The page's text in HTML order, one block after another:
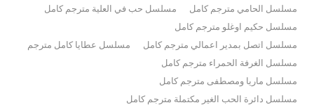
مسلسل الحامي مترجم كامل
مسلسل حب في العلية مترجم كامل
مسلسل حكيم اوغلو مترجم كامل
مسلسل اتصل بمدير اعمالي مترجم كامل
مسلسل عطايا كامل مترجم
مسلسل الغرفة الحمراء مترجم كامل
مسلسل ماريا ومصطفى مترجم كامل
مسلسل دائرة الحب الغير مكتملة مترجم كامل